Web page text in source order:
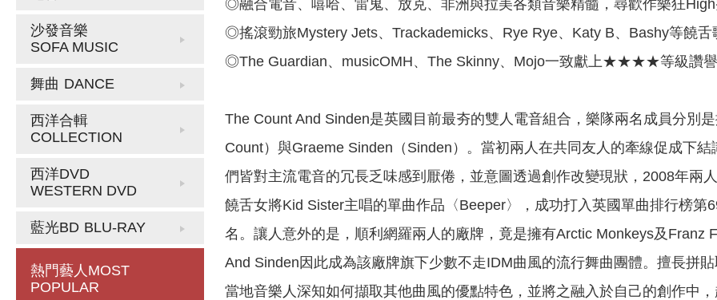
沙發音樂
SOFA MUSIC
舞曲 DANCE
西洋合輯
COLLECTION
西洋DVD
WESTERN DVD
藍光BD BLU-RAY
熱門藝人 MOST
POPULAR
◎融合電音、嘻哈、雷鬼、放克、非洲與拉美各類音樂精髓，尋歡作樂狂
◎搖滾勁旅Mystery Jets、Trackademicks、Rye Rye、Katy B、Bashy等饒舌
◎The Guardian、musicOMH、The Skinny、Mojo一致獻上★★★★等級讚譽
The Count And Sinden是英國目前最夯的雙人電音組合，樂隊兩名成員分別
Count）與Graeme Sinden（Sinden）。當初兩人在共同友人的牽線促成下
們皆對主流電音的冗長乏味感到厭倦，並意圖透過創作改變現狀，2008年兩
饒舌女將Kid Sister主唱的單曲作品〈Beeper〉，成功打入英國單曲排行榜
名。讓人意外的是，順利網羅兩人的廠牌，竟是擁有Arctic Monkeys及Franz
And Sinden因此成為該廠牌旗下少數不走IDM曲風的流行舞曲團體。擅長拼
當地音樂人深知如何擷取其他曲風的優點特色，並將之融入於自己的創作中